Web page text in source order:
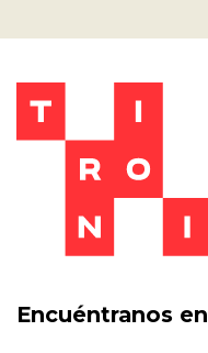
Encuéntranos en